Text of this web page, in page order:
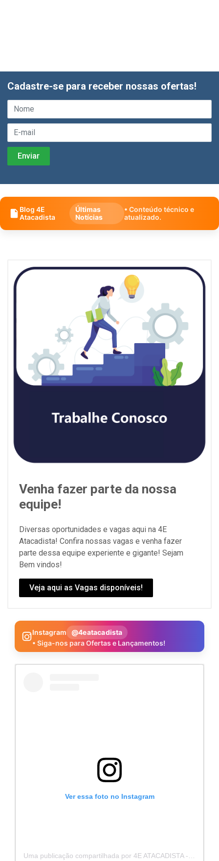
Cadastre-se para receber nossas ofertas!
Blog 4E
Atacadista
Últimas
Notícias
• Conteúdo técnico e
atualizado.
Venha fazer parte da nossa
equipe!
Diversas oportunidades e vagas aqui na 4E
Atacadista! Confira nossas vagas e venha fazer
parte dessa equipe experiente e gigante! Sejam
Bem vindos!
Veja aqui as Vagas disponíveis!
Instagram
@4eatacadista
• Siga-nos para Ofertas e Lançamentos!
Ver essa foto no Instagram